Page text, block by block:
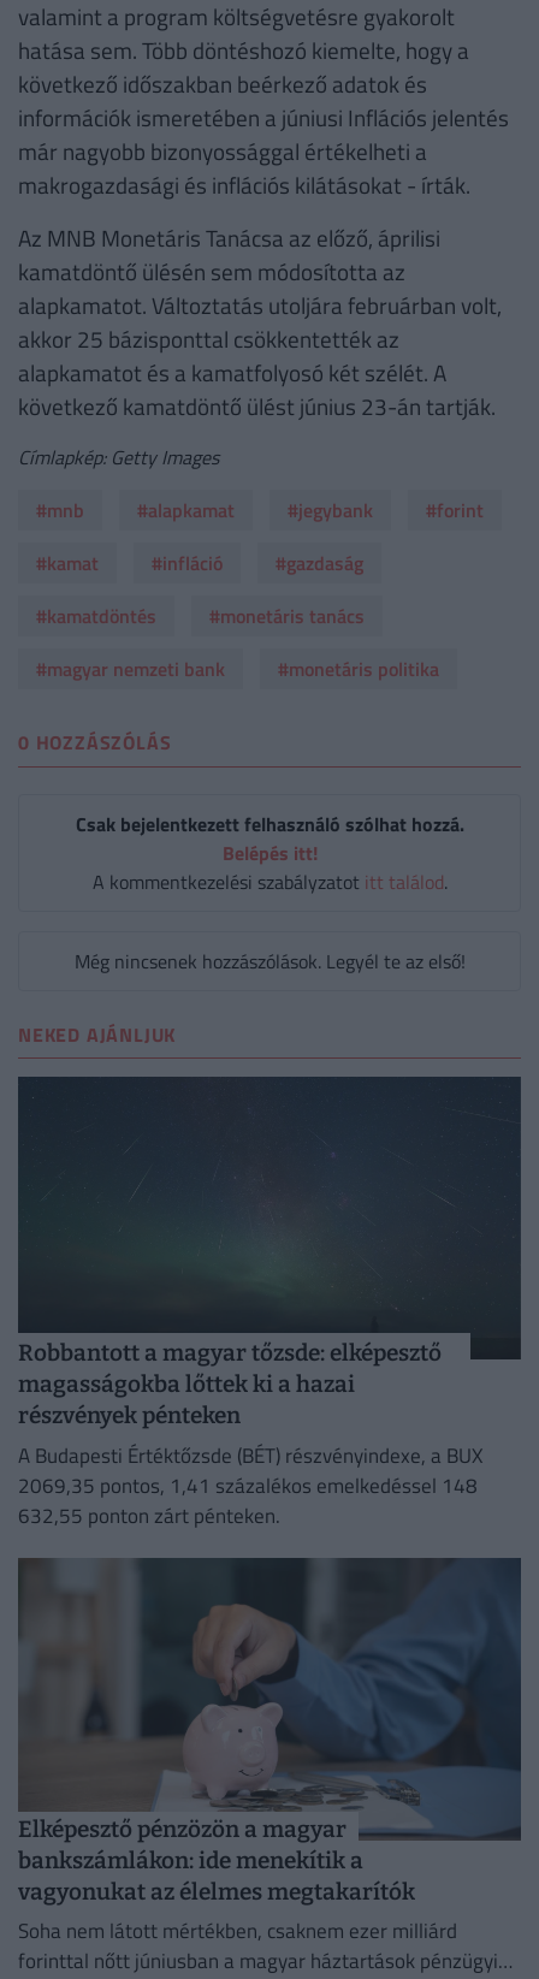
valamint a program költségvetésre gyakorolt
hatása sem. Több döntéshozó kiemelte, hogy a
következő időszakban beérkező adatok és
információk ismeretében a júniusi Inflációs jelentés
már nagyobb bizonyossággal értékelheti a
makrogazdasági és inflációs kilátásokat - írták.
Az MNB Monetáris Tanácsa az előző, áprilisi
kamatdöntő ülésén sem módosította az
alapkamatot. Változtatás utoljára februárban volt,
akkor 25 bázisponttal csökkentették az
alapkamatot és a kamatfolyosó két szélét. A
következő kamatdöntő ülést június 23-án tartják.
Címlapkép: Getty Images
#mnb
#alapkamat #jegybank
#forint
#kamat
#infláció
#gazdaság
#kamatdöntés
#monetáris tanács
#magyar nemzeti bank
#monetáris politika
0 HOZZÁSZÓLÁS
Csak bejelentkezett felhasználó szólhat hozzá.
Belépés itt!
A kommentkezelési szabályzatot itt találod.
Még nincsenek hozzászólások. Legyél te az első!
NEKED AJÁNLJUK
Robbantott a magyar tőzsde: elképesztő
magasságokba lőttek ki a hazai
részvények pénteken
A Budapesti Értéktőzsde (BÉT) részvényindexe, a BUX
2069,35 pontos, 1,41 százalékos emelkedéssel 148
632,55 ponton zárt pénteken.
Elképesztő pénzözön a magyar
bankszámlákon: ide menekítik a
vagyonukat az élelmes megtakarítók
Soha nem látott mértékben, csaknem ezer milliárd
forinttal nőtt júniusban a magyar háztartások pénzügyi